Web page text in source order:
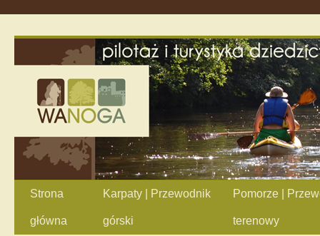
Strona
główna
Karpaty | Przewodnik
górski
Pomorze |
terenowy